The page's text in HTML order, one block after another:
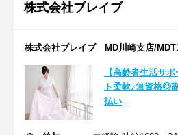
株式会社ブレイブ
株式会社ブレイブ MD川崎支店/
【高齢者生活サ
ト柔軟♪無資格◎
払い